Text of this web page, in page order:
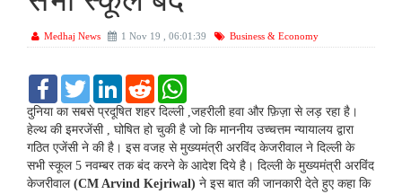
Medhaj News 1 Nov 19 , 06:01:39 Business & Economy
F
c
e
b
o
o
k
T
i
t
e
r
L
n
k
d
I
n
R
d
d
t
a
t
A
p
p
दुनिया का सबसे प्रदूषित शहर दिल्ली ,जहरीली हवा और फ़िज़ा से लड़ रहा है।
हेल्थ की इमरजेंसी , घोषित हो चुकी है जो कि माननीय उच्चत्तम न्यायालय द्वारा
गठित एजेंसी ने की है। इस वजह से मुख्यमंत्री अरविंद केजरीवाल ने दिल्ली के
सभी स्कूल 5 नवम्बर तक बंद करने के आदेश दिये है। दिल्ली के मुख्यमंत्री अरविंद
केजरीवाल (CM Arvind Kejriwal) ने इस बात की जानकारी देते हुए कहा कि